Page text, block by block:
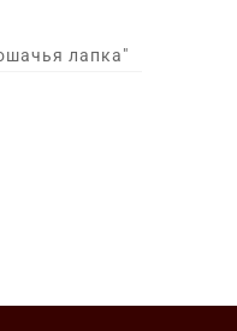
лапка"